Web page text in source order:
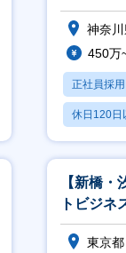
ジャ／ア
神奈川
450万
正社員採用
休日120日
月残業20
【新橋・
トビジネ
カウント
東京都